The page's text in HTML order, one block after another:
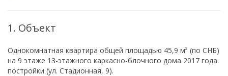
1. Объект
Однокомнатная квартира общей площадью 45,9 м² (по СНБ)
на 9 этаже 13-этажного каркасно-блочного дома 2017 года
постройки (ул. Стадионная, 9).